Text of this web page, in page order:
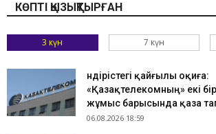
КӨПТІ ҚЫЗЫҚТЫРҒАН
3 күн 7 күн
Өндірістегі қайғылы оқиға:
«Қазақтелекомның» екі
жұмыс барысында қаза
06.08.2026 18:59